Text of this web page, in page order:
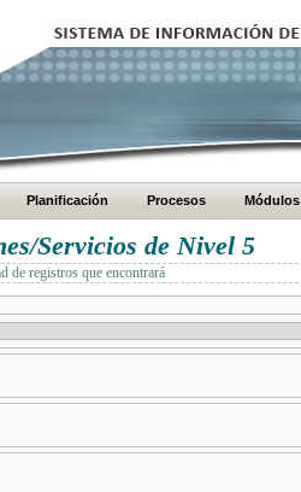
Planificación Procesos Módulos
Servicios de Nivel 5
de registros que encontrará